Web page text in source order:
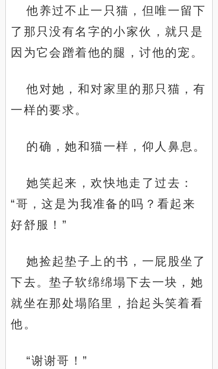
他养过不止一只猫，但唯一留下
了那只没有名字的小家伙，就只是
因为它会蹭着他的腿，讨他的宠。
他对她，和对家里的那只猫，有
一样的要求。
的确，她和猫一样，仰人鼻息。
她笑起来，欢快地走了过去：
“哥，这是为我准备的吗？看起来
好舒服！”
她捡起垫子上的书，一屁股坐了
下去。垫子软绵绵塌下去一块，她
就坐在那处塌陷里，抬起头笑着看
他。
“谢谢哥！”